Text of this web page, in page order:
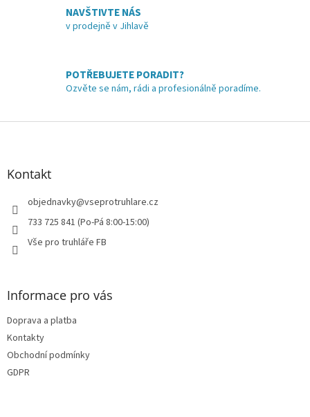
p
i
s
NAVŠTIVTE NÁS
v prodejně v Jihlavě
POTŘEBUJETE PORADIT?
Ozvěte se nám, rádi a profesionálně poradíme.
Z
Kontakt
objednavky@vseprotruhlare.cz
733 725 841 (Po-Pá 8:00-15:00)
Vše pro truhláře FB
Informace pro vás
Doprava a platba
Kontakty
Obchodní podmínky
GDPR